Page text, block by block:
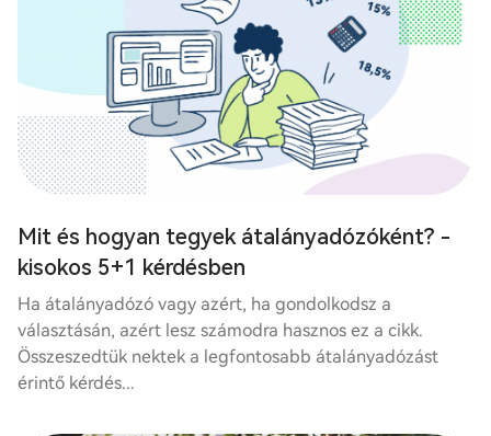
Mit és hogyan tegyek átalányadózóként? -
kisokos 5+1 kérdésben
Ha átalányadózó vagy azért, ha gondolkodsz a
választásán, azért lesz számodra hasznos ez a cikk.
Összeszedtük nektek a legfontosabb átalányadózást
érintő kérdés...